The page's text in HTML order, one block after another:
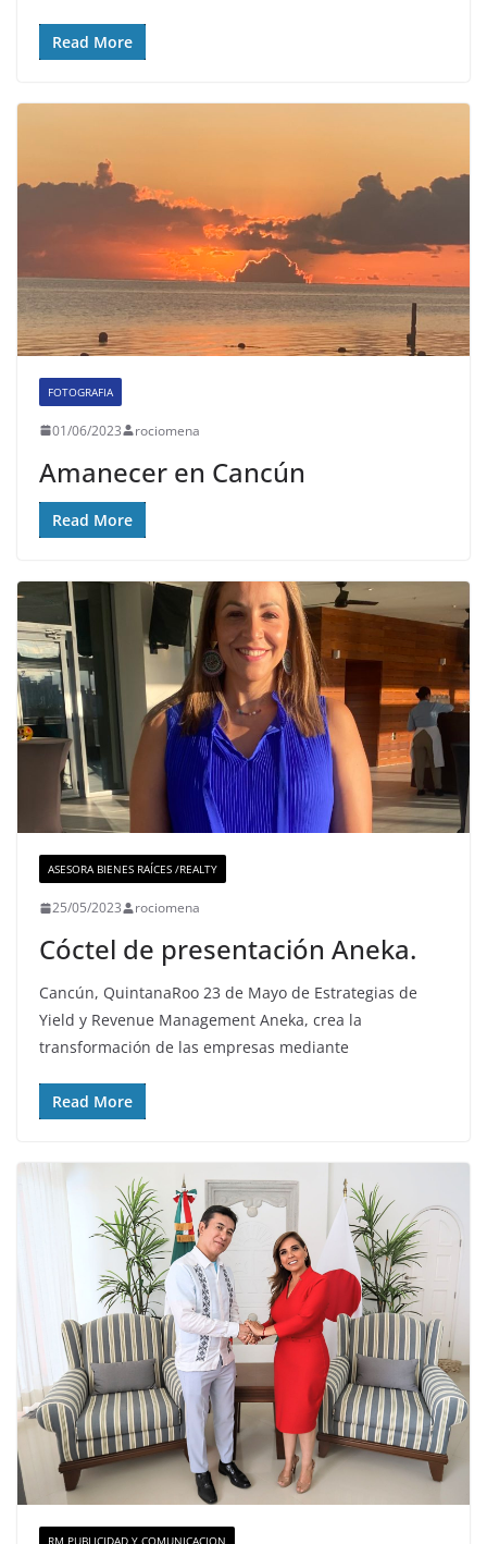
Read More
FOTOGRAFIA
01/06/2023 rociomena
Amanecer en Cancún
Read More
ASESORA BIENES RAÍCES /REALTY
25/05/2023 rociomena
Cóctel de presentación Aneka.
Cancún, QuintanaRoo 23 de Mayo de Estrategias de
Yield y Revenue Management Aneka, crea la
transformación de las empresas mediante
Read More
RM PUBLICIDAD Y COMUNICACION